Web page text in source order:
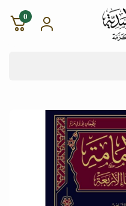
الأسدية للنشر
0